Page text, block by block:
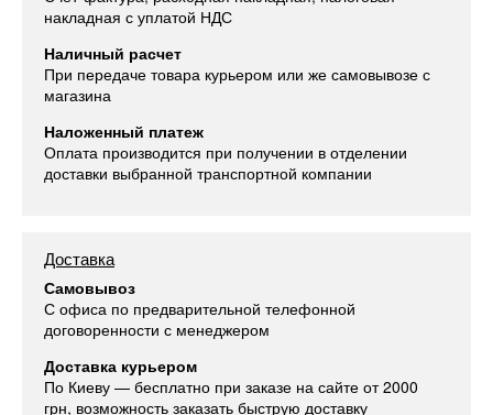
накладная с уплатой НДС
Наличный расчет
При передаче товара курьером или же самовывозе с
магазина
Наложенный платеж
Оплата производится при получении в отделении
доставки выбранной транспортной компании
Доставка
Самовывоз
С офиса по предварительной телефонной
договоренности с менеджером
Доставка курьером
По Киеву — бесплатно при заказе на сайте от 2000
грн, возможность заказать быструю доставку